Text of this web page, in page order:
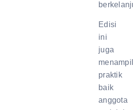
Edisi
ini
juga
praktik
baik
anggota